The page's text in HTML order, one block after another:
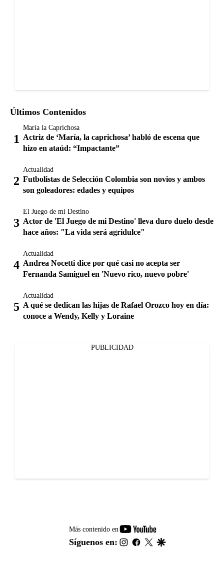
Últimos Contenidos
María la Caprichosa
Actriz de ‘María, la caprichosa’ habló de escena que
hizo en ataúd: “Impactante”
Actualidad
Futbolistas de Selección Colombia son novios y ambos
son goleadores: edades y equipos
El Juego de mi Destino
Actor de 'El Juego de mi Destino' lleva duro duelo desde
hace años: "La vida será agridulce"
Actualidad
Andrea Nocetti dice por qué casi no acepta ser
Fernanda Samiguel en 'Nuevo rico, nuevo pobre'
Actualidad
A qué se dedican las hijas de Rafael Orozco hoy en día:
conoce a Wendy, Kelly y Loraine
PUBLICIDAD
Más contenido en
youtube-
footer
Síguenos en: instagram
facebook
twitter